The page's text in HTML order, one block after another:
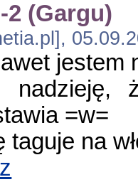
2 (Gargu)
jestem
nadzieję,
=w=
taguje na